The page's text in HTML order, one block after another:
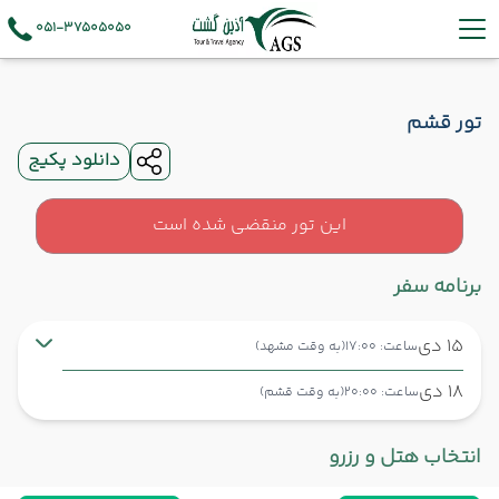
051-37505050
تور قشم
دانلود پکیج
این تور منقضی شده است
برنامه سفر
15 دی ساعت: 17:00 (به وقت مشهد)
18 دی ساعت: 20:00 (به وقت قشم)
شروع سفر مشهد ,
انتخاب هتل و رزرو